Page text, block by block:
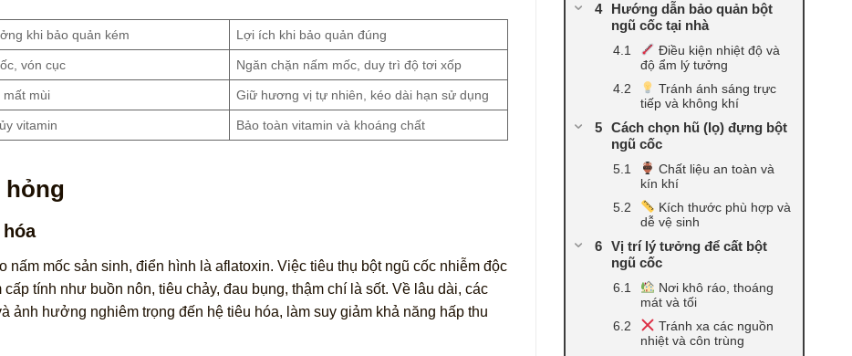
khi bảo quản kém Lợi ích khi bảo quản đúng
vón cục Ngăn chặn nấm mốc, duy trì độ tơi xốp
mất mùi Giữ hương vị tự nhiên, kéo dài hạn sử dụng
vitamin Bảo toàn vitamin và khoáng chất
hỏng
nấm mốc sản sinh, điển hình là aflatoxin. Việc tiêu thụ bột ngũ cốc nhiễm độc
tính như buồn nôn, tiêu chảy, đau bụng, thậm chí là sốt. Về lâu dài, các
ảnh hưởng nghiêm trọng đến hệ tiêu hóa, làm suy giảm khả năng hấp thu
Hướng dẫn bảo quản bột
ngũ cốc tại nhà
Điều kiện nhiệt độ và
độ ẩm lý tưởng
Tránh ánh sáng trực
tiếp và không khí
Cách chọn hũ (lọ) đựng bột
ngũ cốc
Chất liệu an toàn và
kín khí
Kích thước phù hợp và
dễ vệ sinh
Vị trí lý tưởng để cất bột
ngũ cốc
Nơi khô ráo, thoáng
mát và tối
Tránh xa các nguồn
nhiệt và côn trùng